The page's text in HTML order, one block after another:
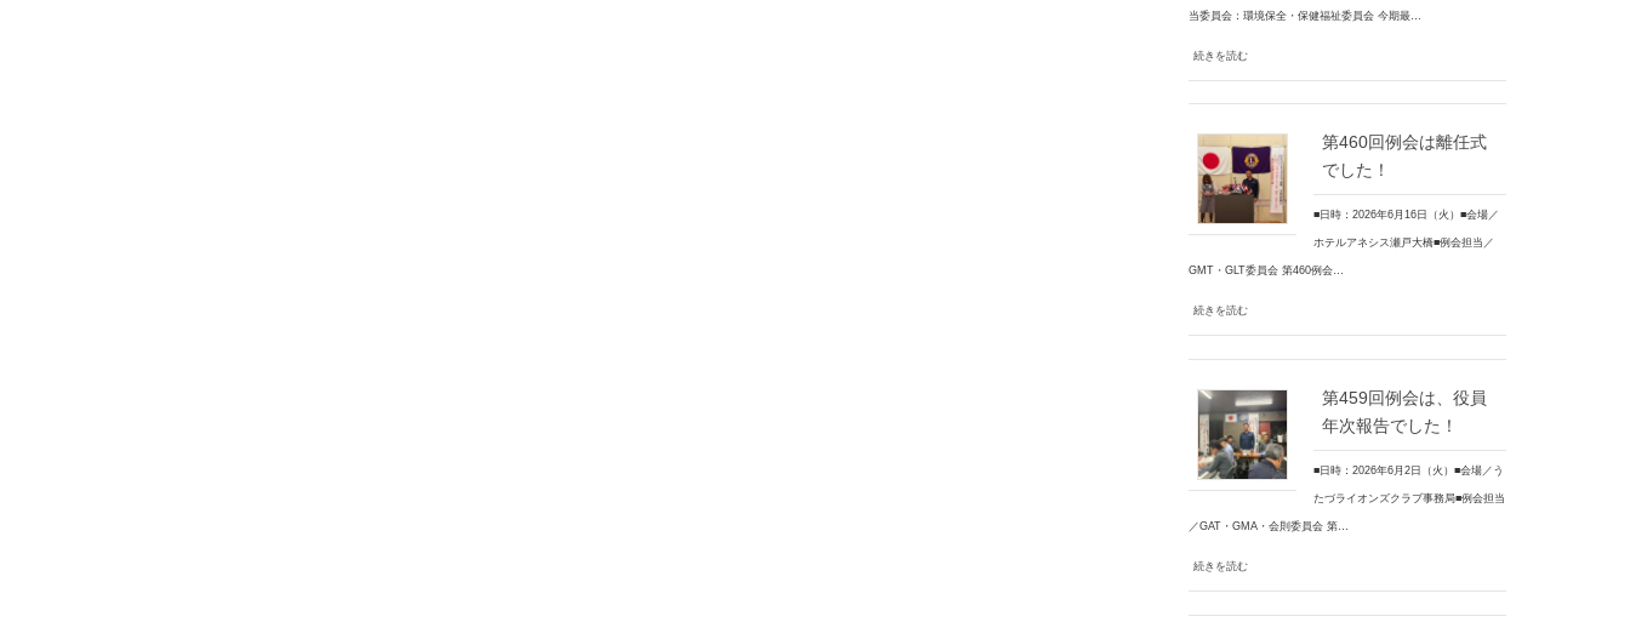
当委員会：環境保全・保健福祉委員会 今期最…
続きを読む
第460回例会は離任式
でした！
■日時：2026年6月16日（火）■会場／
ホテルアネシス瀬戸大橋■例会担当／
GMT・GLT委員会 第460例会…
続きを読む
第459回例会は、役員
年次報告でした！
■日時：2026年6月2日（火）■会場／う
たづライオンズクラブ事務局■例会担当
／GAT・GMA・会則委員会 第…
続きを読む